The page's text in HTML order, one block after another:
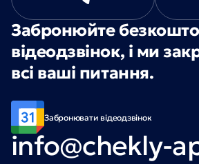
Забронюйте
відеодзвінок, і ми
всі ваші питання.
Забронювати відеодзвінок
info@chekly-